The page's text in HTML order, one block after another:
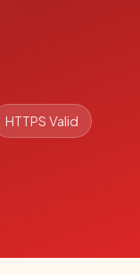
HTTPS Valid